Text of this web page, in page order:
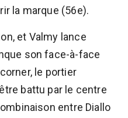
la marque (56e).
et Valmy lance
son face-à-face
le portier
battu par le centre
entre Diallo